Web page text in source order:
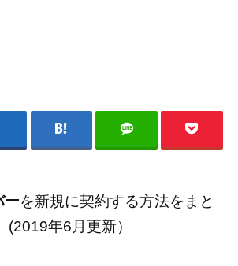
ーを新規に契約する方法をまと
(2019年6月更新）